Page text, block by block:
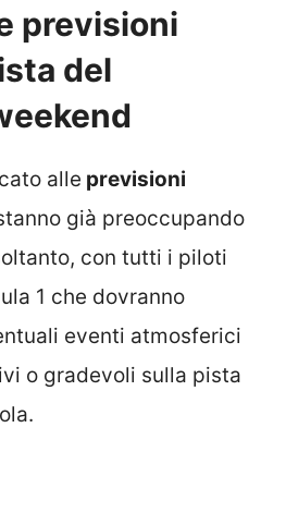
previsioni
del
alle previsioni
già preoccupando
con tutti i piloti
1 che dovranno
eventi atmosferici
o gradevoli sulla pista